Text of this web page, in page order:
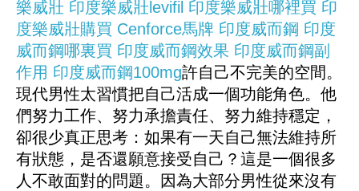
樂威壯 印度樂威壯levifil 印度樂威壯哪裡買 印
度樂威壯購買 Cenforce馬牌 印度威而鋼 印度
威而鋼哪裏買 印度威而鋼效果 印度威而鋼副
作用 印度威而鋼100mg許自己不完美的空間。
現代男性太習慣把自己活成一個功能角色。他
們努力工作、努力承擔責任、努力維持穩定，
卻很少真正思考：如果有一天自己無法維持所
有狀態，是否還願意接受自己？這是一個很多
人不敢面對的問題。因為大部分男性從來沒有